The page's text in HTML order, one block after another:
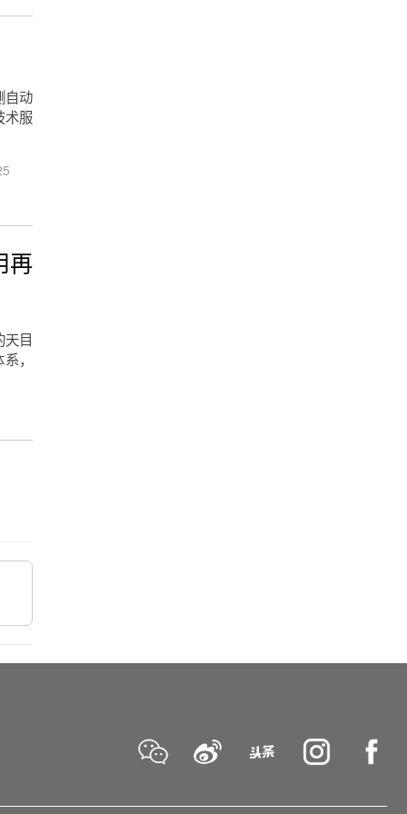
自动
术服
再
目
，